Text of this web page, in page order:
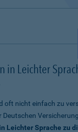
in Leichter
oft nicht einfach zu
Deutschen
Leichter Sprache zu